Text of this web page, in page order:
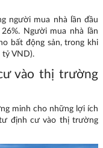
người mua nhà lần đầu
Người mua nhà lần
bất động sản, trong khi
tỷ VND).
vào thị trường
minh cho những lợi ích
định cư vào thị trường